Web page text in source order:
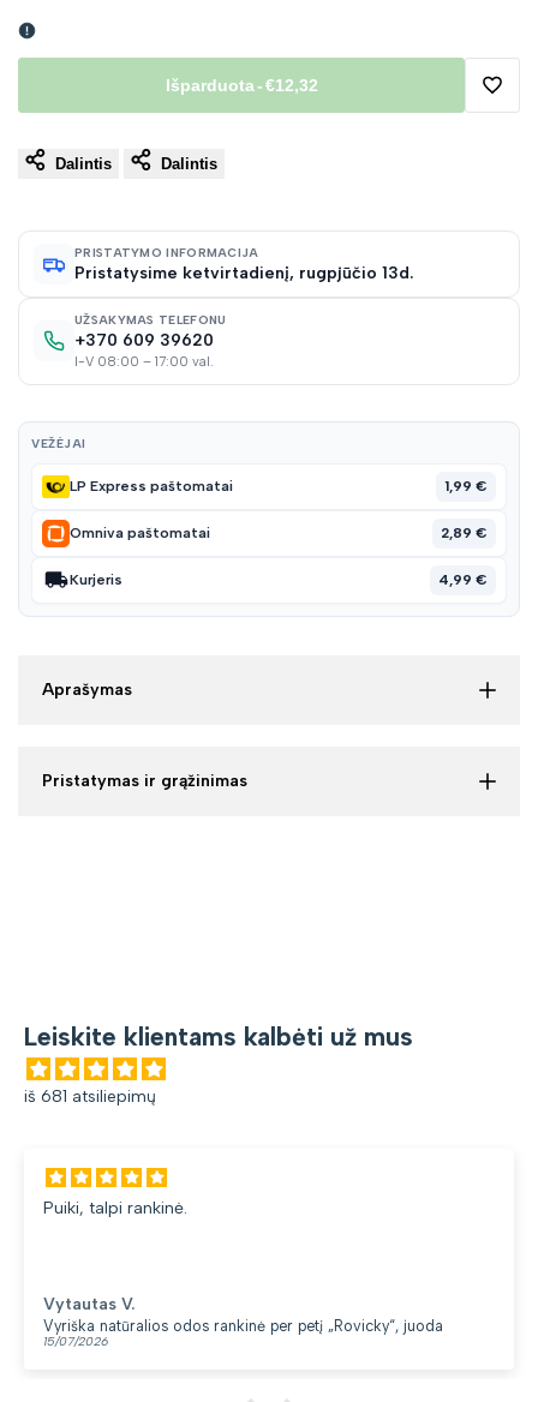
Išparduota-€12,32
Dalintis Dalintis
PRISTATYMO INFORMACIJA
Pristatysime ketvirtadienį, rugpjūčio 13d.
UŽSAKYMAS TELEFONU
+370 609 39620
I-V 08:00 – 17:00 val.
VEŽĖJAI
LP Express paštomatai 1,99 €
Omniva paštomatai 2,89 €
Kurjeris 4,99 €
Aprašymas
Pristatymas ir grąžinimas
Leiskite klientams kalbėti už mus
iš 681 atsiliepimų
Puiki, talpi rankinė.
Vytautas V.
Vyriška natūralios odos rankinė per petį „Rovicky“, juoda
15/07/2026